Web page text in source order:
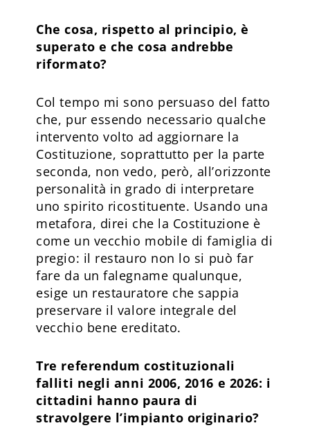
Che cosa, rispetto al principio, è
superato e che cosa andrebbe
riformato?
Col tempo mi sono persuaso del fatto
che, pur essendo necessario qualche
intervento volto ad aggiornare la
Costituzione, soprattutto per la parte
seconda, non vedo, però, all’orizzonte
personalità in grado di interpretare
uno spirito ricostituente. Usando una
metafora, direi che la Costituzione è
come un vecchio mobile di famiglia di
pregio: il restauro non lo si può far
fare da un falegname qualunque,
esige un restauratore che sappia
preservare il valore integrale del
vecchio bene ereditato.
Tre referendum costituzionali
falliti negli anni 2006, 2016 e 2026: i
cittadini hanno paura di
stravolgere l’impianto originario?